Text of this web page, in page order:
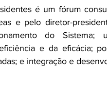
é um fórum
e pelo diretor-
do Sistema;
e da eficácia;
e integração e